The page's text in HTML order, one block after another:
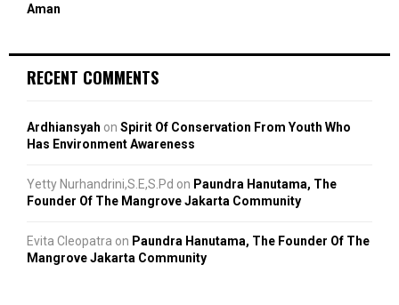
Aman
RECENT COMMENTS
Ardhiansyah on Spirit Of Conservation From Youth Who
Has Environment Awareness
Yetty Nurhandrini,S.E,S.Pd on Paundra Hanutama, The
Founder Of The Mangrove Jakarta Community
Evita Cleopatra on Paundra Hanutama, The Founder Of The
Mangrove Jakarta Community